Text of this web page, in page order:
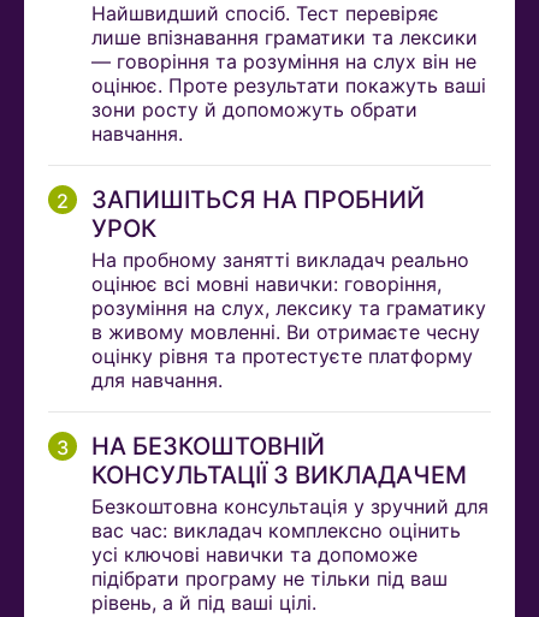
Найшвидший спосіб. Тест перевіряє
лише впізнавання граматики та лексики
— говоріння та розуміння на слух він не
оцінює. Проте результати покажуть ваші
зони росту й допоможуть обрати
навчання.
ЗАПИШІТЬСЯ НА ПРОБНИЙ
УРОК
На пробному занятті викладач реально
оцінює всі мовні навички: говоріння,
розуміння на слух, лексику та граматику
в живому мовленні. Ви отримаєте чесну
оцінку рівня та протестуєте платформу
для навчання.
НА БЕЗКОШТОВНІЙ
КОНСУЛЬТАЦІЇ З ВИКЛАДАЧЕМ
Безкоштовна консультація у зручний для
вас час: викладач комплексно оцінить
усі ключові навички та допоможе
підібрати програму не тільки під ваш
рівень, а й під ваші цілі.